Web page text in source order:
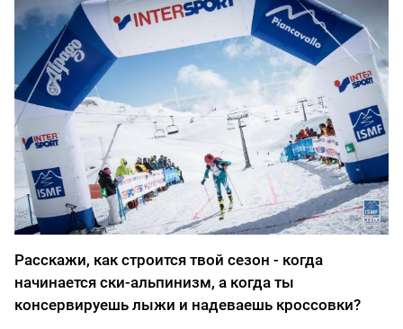
Расскажи, как строится твой сезон - когда
начинается ски-альпинизм, а когда ты
консервируешь лыжи и надеваешь кроссовки?